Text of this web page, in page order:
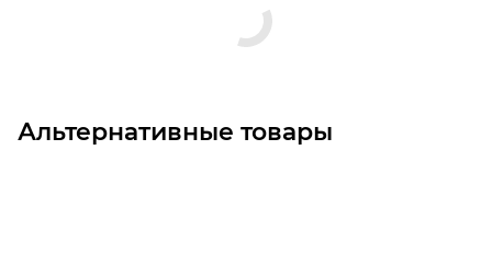
Альтернативные товары